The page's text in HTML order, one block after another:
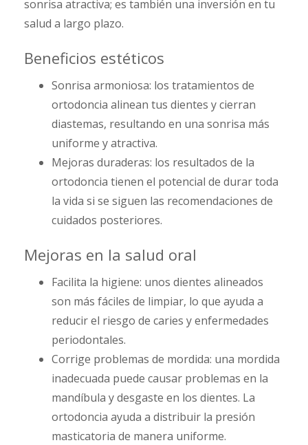
sonrisa atractiva; es también una inversión en tu
salud a largo plazo.
Beneficios estéticos
Sonrisa armoniosa: los tratamientos de
ortodoncia alinean tus dientes y cierran
diastemas, resultando en una sonrisa más
uniforme y atractiva.
Mejoras duraderas: los resultados de la
ortodoncia tienen el potencial de durar toda
la vida si se siguen las recomendaciones de
cuidados posteriores.
Mejoras en la salud oral
Facilita la higiene: unos dientes alineados
son más fáciles de limpiar, lo que ayuda a
reducir el riesgo de caries y enfermedades
periodontales.
Corrige problemas de mordida: una mordida
inadecuada puede causar problemas en la
mandíbula y desgaste en los dientes. La
ortodoncia ayuda a distribuir la presión
masticatoria de manera uniforme.